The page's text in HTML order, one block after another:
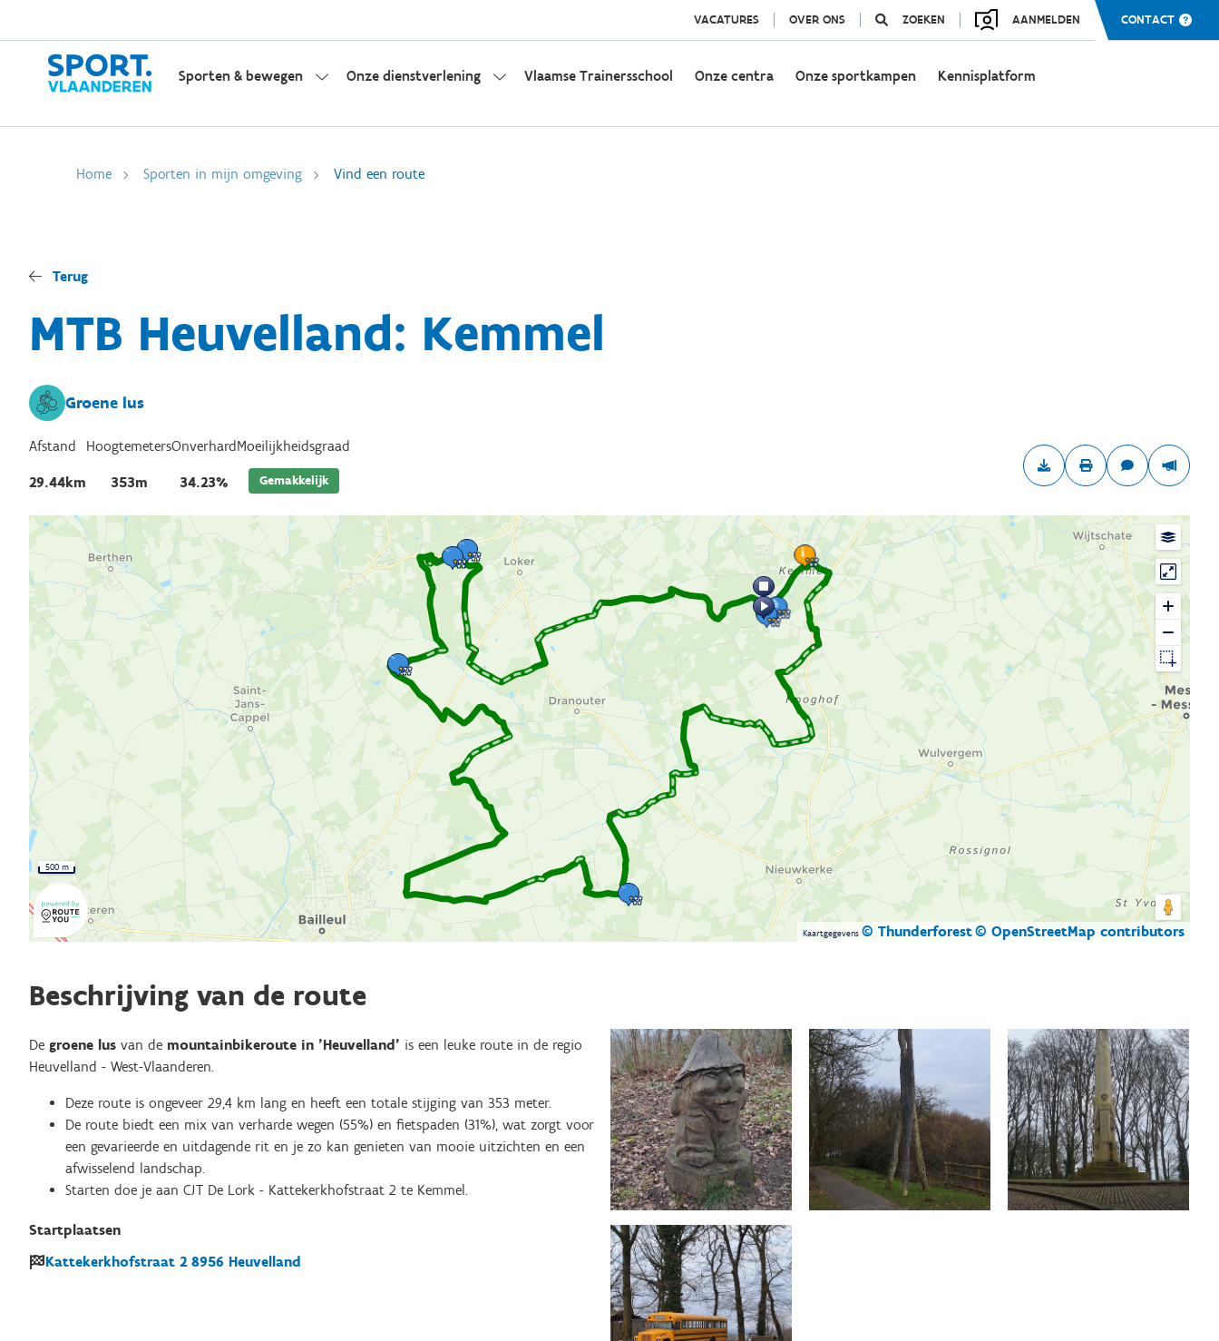
VACATURES OVER ONS ZOEKEN AANMELDEN CONTACT
Sporten & bewegen Onze dienstverlening Vlaamse Trainersschool Onze centra Onze sportkampen Kennisplatform
Home Sporten in mijn omgeving Vind een route
Terug
MTB Heuvelland: Kemmel
Groene lus
Afstand
29.44km
Hoogtemeters
353m
Onverhard
34.23%
Moeilijkheidsgraad
Gemakkelijk
Kaartgegevens © Thunderforest© OpenStreetMap contributors
500 m
Beschrijving van de route
De groene lus van de mountainbikeroute in 'Heuvelland' is een leuke route in de regio
Heuvelland - West-Vlaanderen.
Deze route is ongeveer 29,4 km lang en heeft een totale stijging van 353 meter.
De route biedt een mix van verharde wegen (55%) en fietspaden (31%), wat zorgt voor
een gevarieerde en uitdagende rit en je zo kan genieten van mooie uitzichten en een
afwisselend landschap.
Starten doe je aan CJT De Lork - Kattekerkhofstraat 2 te Kemmel.
Startplaatsen
Kattekerkhofstraat 2 8956 Heuvelland